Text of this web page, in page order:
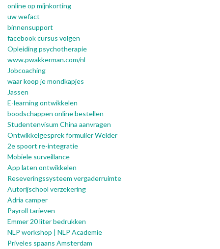
online op mijnkorting
uw wefact
binnensupport
facebook cursus volgen
Opleiding psychotherapie
www.pwakkerman.com/nl
Jobcoaching
waar koop je mondkapjes
Jassen
E-learning ontwikkelen
boodschappen online bestellen
Studentenvisum China aanvragen
Ontwikkelgesprek formulier Welder
2e spoort re-integratie
Mobiele surveillance
App laten ontwikkelen
Reseveringssysteem vergaderruimte
Autorijschool verzekering
Adria camper
Payroll tarieven
Emmer 20 liter bedrukken
NLP workshop | NLP Academie
Priveles spaans Amsterdam